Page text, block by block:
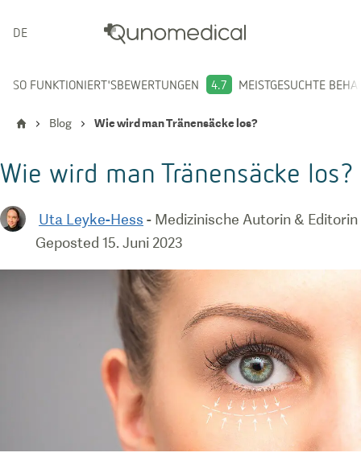
DEUTSCH
SO FUNKTIONIERT'SBEWERTUNGEN 4.7 MEISTGESUCHTE
Blog Wie wird man Tränensäcke los?
Wie wird man Tränensäcke los?
Uta Leyke-Hess - Medizinische Autorin & Editorin
Geposted 15. Juni 2023